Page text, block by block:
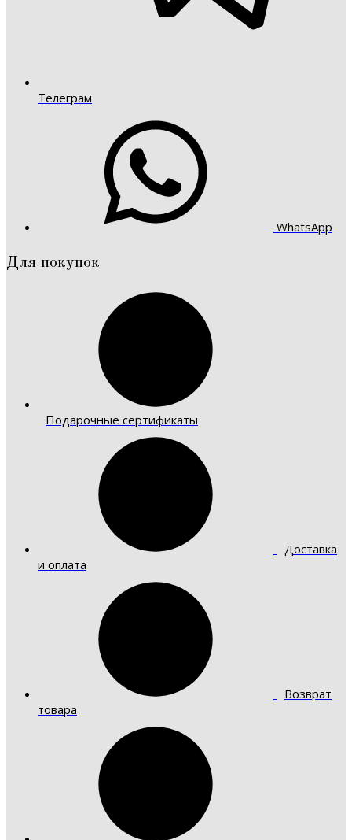
Телеграм
WhatsApp
Для покупок
Подарочные сертификаты
Доставка
и оплата
Возврат
товара